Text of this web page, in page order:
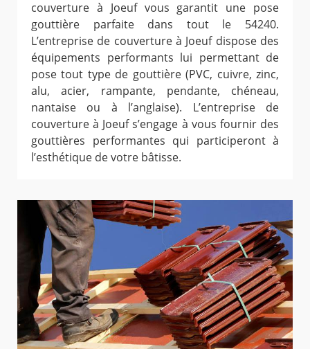
couverture à Joeuf vous garantit une pose
gouttière parfaite dans tout le 54240.
L’entreprise de couverture à Joeuf dispose des
équipements performants lui permettant de
pose tout type de gouttière (PVC, cuivre, zinc,
alu, acier, rampante, pendante, chéneau,
nantaise ou à l’anglaise). L’entreprise de
couverture à Joeuf s’engage à vous fournir des
gouttières performantes qui participeront à
l’esthétique de votre bâtisse.